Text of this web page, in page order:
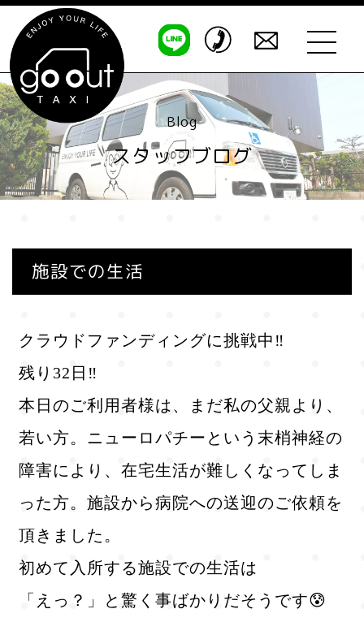
Blog
スタッフブログ
施設での生活
クラウドファンディングに挑戦中‼️
残り32日‼
本日のご利用者様は、まだ私の父親より、
若い方。ニューロパチーという末梢神経の
障害により、在宅生活が難しくなってしま
った方。施設から病院への送迎のご依頼を
頂きました。
初めて入所する施設での生活は
「えっ？」と驚く事ばかりだそうです😰